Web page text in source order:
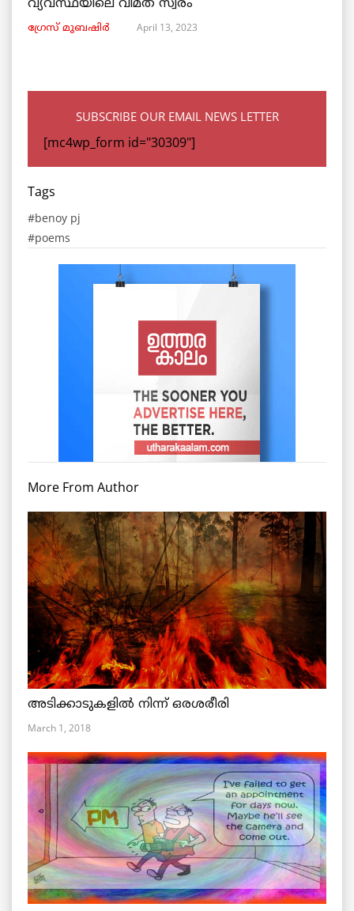
വ്യവസ്ഥയിലെ വിമത സ്വരം
ഗ്രേസ് മുബഷിർ April 13, 2023
SUBSCRIBE OUR EMAIL NEWS LETTER
[mc4wp_form id="30309"]
Tags
benoy pj
poems
More From Author
അടിക്കാടുകളില്‍ നിന്ന് ഒരശരീരി
March 1, 2018